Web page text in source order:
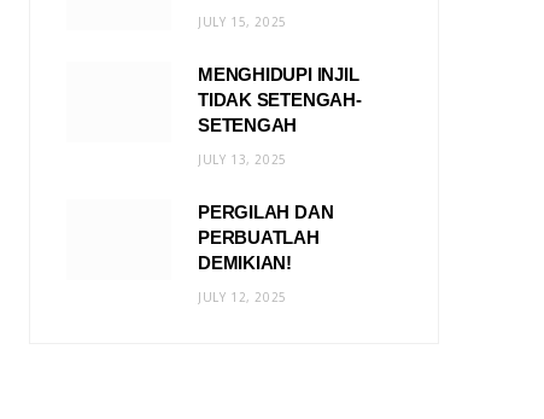
JULY 15, 2025
MENGHIDUPI INJIL
TIDAK SETENGAH-
SETENGAH
JULY 13, 2025
PERGILAH DAN
PERBUATLAH
DEMIKIAN!
JULY 12, 2025